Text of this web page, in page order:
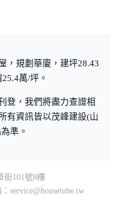
，規劃華廈，建坪28.43
萬/坪。
登，我們將盡力查證相
有資訊皆以茂峰建設(山
準。
街101號8樓
service@housetube.tw